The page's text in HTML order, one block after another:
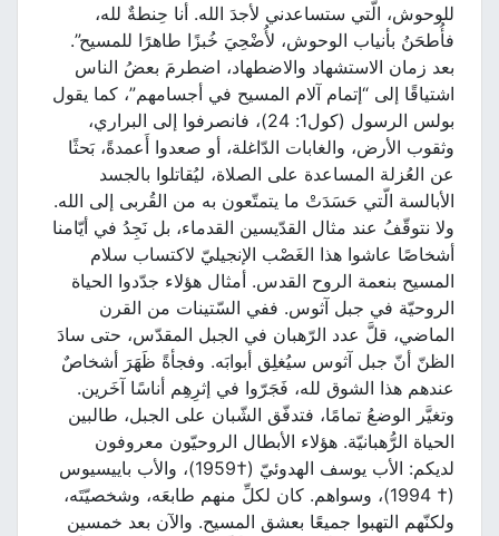
للوحوش، الّتي ستساعدني لأجدَ الله. أنا حِنطةٌ لله،
فأُطحَنُ بأنياب الوحوش، لأُضْحِيَ خُبزًا طاهرًا للمسيح”.
بعد زمان الاستشهاد والاضطهاد، اضطرمَ بعضُ الناس
اشتياقًا إلى “إتمام آلام المسيح في أجسامهم”، كما يقول
بولس الرسول (كول1: 24)، فانصرفوا إلى البراري،
وثقوب الأرض، والغابات الدّاغلة، أو صعدوا أَعمدةً، بَحثًا
عن العُزلة المساعدة على الصلاة، ليُقاتلوا بالجسد
الأبالسة الّتي حَسَدَتْ ما يتمتّعون به من القُربى إلى الله.
ولا نتوقّفُ عند مثال القدّيسين القدماء، بل نَجِدُ في أيّامنا
أشخاصًا عاشوا هذا الغَصْب الإنجيليّ لاكتساب سلام
المسيح بنعمة الروح القدس. أمثال هؤلاء جدّدوا الحياة
الروحيّة في جبل آثوس. ففي السّتينات من القرن
الماضي، قلَّ عدد الرّهبان في الجبل المقدّس، حتى سادَ
الظنّ أنّ جبل آثوس سيُغلِق أبوابَه. وفجأةً ظَهَرَ أشخاصٌ
عندهم هذا الشوق لله، فَجَرّوا في إثرِهِم أناسًا آخَرين.
وتغيَّر الوضعُ تمامًا، فتدفّق الشّبان على الجبل، طالبين
الحياة الرُّهبانيّة. هؤلاء الأبطال الروحيّون معروفون
لديكم: الأب يوسف الهدوئيّ (†1959)، والأب باييسيوس
(† 1994)، وسواهم. كان لكلِّ منهم طابعَه، وشخصيّتَه،
ولكنّهم التهبوا جميعًا بعشق المسيح. والآن بعد خمسين